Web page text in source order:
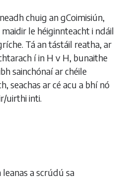
chuig an gCoimisiún,
le héiginnteacht i ndáil
Tá an tástáil reatha, ar
í in H v H, bunaithe
sainchónaí ar chéile
seachas ar cé acu a bhí nó
uirthi inti.
a scrúdú sa